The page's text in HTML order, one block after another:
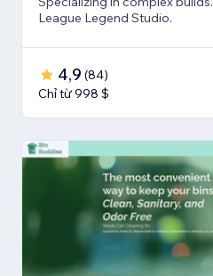
League Legend Studio.
4,9 (84)
Chỉ từ 998 $